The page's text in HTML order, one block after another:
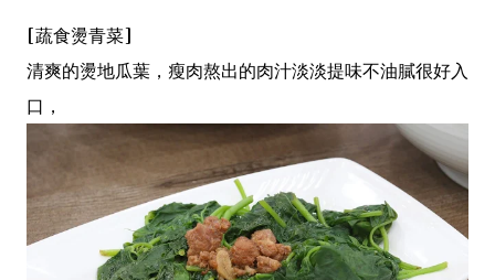
[蔬食燙青菜]
清爽的燙地瓜葉，瘦肉熬出的肉汁淡淡提味不油膩很好入
口，